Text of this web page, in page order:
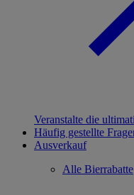
Veranstalte die
Häufig gestellte
Ausverkauf
Alle Bierrabatte